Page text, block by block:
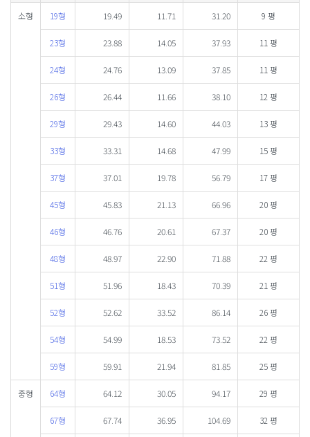
소형 19형 19.49 11.71 31.20 9 평
23형 23.88 14.05 37.93 11 평
24형 24.76 13.09 37.85 11 평
26형 26.44 11.66 38.10 12 평
29형 29.43 14.60 44.03 13 평
33형 33.31 14.68 47.99 15 평
37형 37.01 19.78 56.79 17 평
45형 45.83 21.13 66.96 20 평
46형 46.76 20.61 67.37 20 평
48형 48.97 22.90 71.88 22 평
51형 51.96 18.43 70.39 21 평
52형 52.62 33.52 86.14 26 평
54형 54.99 18.53 73.52 22 평
59형 59.91 21.94 81.85 25 평
중형 64형 64.12 30.05 94.17 29 평
67형 67.74 36.95 104.69 32 평